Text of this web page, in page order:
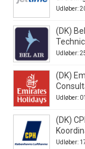
Udløber:
(DK)
Udløber:
(DK)
Udløber:
(DK)
Udløber: